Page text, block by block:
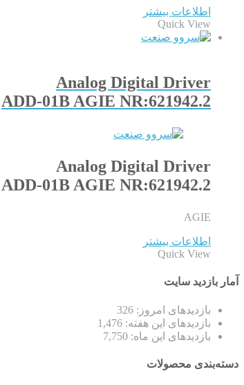
اطلاعات بیشتر
Quick View
Analog Digital Driver
ADD-01B AGIE NR:621942.2
Analog Digital Driver
ADD-01B AGIE NR:621942.2
AGIE
اطلاعات بیشتر
Quick View
آمار بازدید سایت
بازدیدهای امروز: 326
بازدیدهای این هفته: 1,476
بازدیدهای این ماه: 7,750
دسته‌بندی محصولات